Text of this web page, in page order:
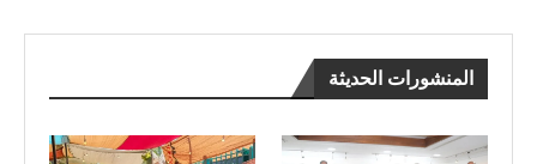
المنشورات الحديثة